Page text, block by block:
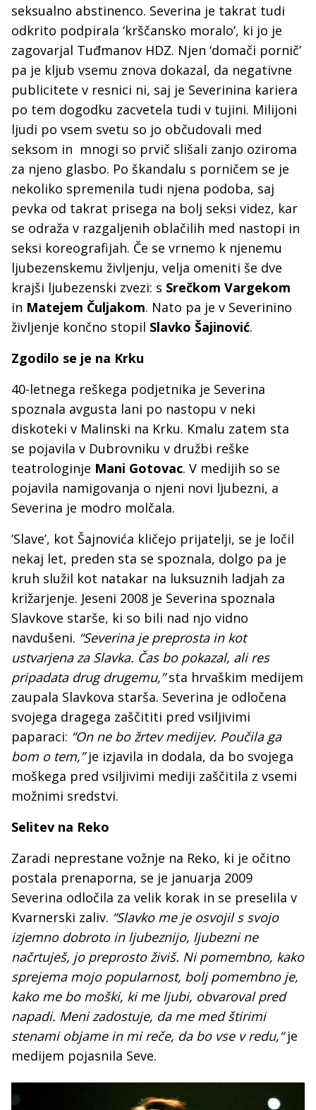
seksualno abstinenco. Severina je takrat tudi
odkrito podpirala ‘krščansko moralo’, ki jo je
zagovarjal Tuđmanov HDZ. Njen ‘domači pornič’
pa je kljub vsemu znova dokazal, da negativne
publicitete v resnici ni, saj je Severinina kariera
po tem dogodku zacvetela tudi v tujini. Milijoni
ljudi po vsem svetu so jo občudovali med
seksom in mnogi so prvič slišali zanjo oziroma
za njeno glasbo. Po škandalu s porničem se je
nekoliko spremenila tudi njena podoba, saj
pevka od takrat prisega na bolj seksi videz, kar
se odraža v razgaljenih oblačilih med nastopi in
seksi koreografijah. Če se vrnemo k njenemu
ljubezenskemu življenju, velja omeniti še dve
krajši ljubezenski zvezi: s Srečkom Vargekom
in Matejem Čuljakom. Nato pa je v Severinino
življenje končno stopil Slavko Šajinović.
Zgodilo se je na Krku
40-letnega reškega podjetnika je Severina
spoznala avgusta lani po nastopu v neki
diskoteki v Malinski na Krku. Kmalu zatem sta
se pojavila v Dubrovniku v družbi reške
teatrologinje Mani Gotovac. V medijih so se
pojavila namigovanja o njeni novi ljubezni, a
Severina je modro molčala.
’Slave’, kot Šajnovića kličejo prijatelji, se je ločil
nekaj let, preden sta se spoznala, dolgo pa je
kruh služil kot natakar na luksuznih ladjah za
križarjenje. Jeseni 2008 je Severina spoznala
Slavkove starše, ki so bili nad njo vidno
navdušeni. “Severina je preprosta in kot
ustvarjena za Slavka. Čas bo pokazal, ali res
pripadata drug drugemu,”sta hrvaškim medijem
zaupala Slavkova starša. Severina je odločena
svojega dragega zaščititi pred vsiljivimi
paparaci: “On ne bo žrtev medijev. Poučila ga
bom o tem,”je izjavila in dodala, da bo svojega
moškega pred vsiljivimi mediji zaščitila z vsemi
možnimi sredstvi.
Selitev na Reko
Zaradi neprestane vožnje na Reko, ki je očitno
postala prenaporna, se je januarja 2009
Severina odločila za velik korak in se preselila v
Kvarnerski zaliv. “Slavko me je osvojil s svojo
izjemno dobroto in ljubeznijo, ljubezni ne
načrtuješ, jo preprosto živiš. Ni pomembno, kako
sprejema mojo popularnost, bolj pomembno je,
kako me bo moški, ki me ljubi, obvaroval pred
napadi. Meni zadostuje, da me med štirimi
stenami objame in mi reče, da bo vse v redu,“je
medijem pojasnila Seve.